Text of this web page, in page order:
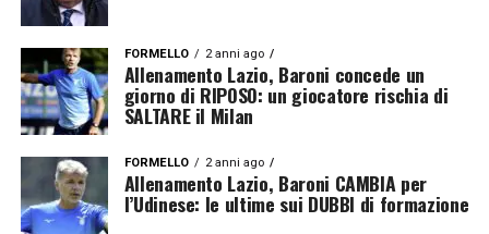
FORMELLO 2 anni ago
Allenamento Lazio, Baroni concede un
giorno di RIPOSO: un giocatore rischia di
SALTARE il Milan
FORMELLO 2 anni ago
Allenamento Lazio, Baroni CAMBIA per
l’Udinese: le ultime sui DUBBI di formazione